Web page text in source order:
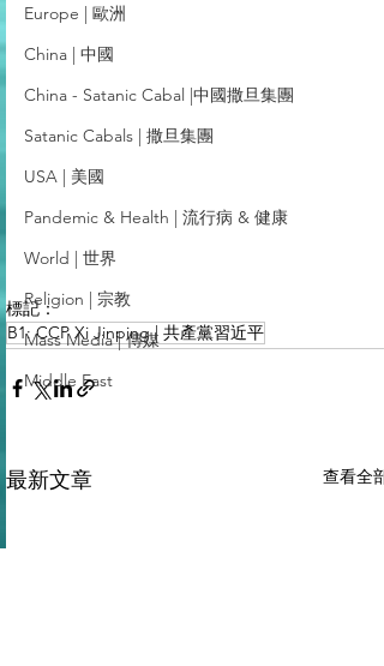
Europe | 歐洲
China | 中國
China - Satanic Cabal |中國撒旦集團
Satanic Cabals | 撒旦集團
USA | 美國
Pandemic & Health | 流行病 & 健康
World | 世界
Religion | 宗教
Mass Media | 傳媒
Middle East
標記：
B1: CCP Xi Jinping | 共產黨習近平
最新文章 查看全部